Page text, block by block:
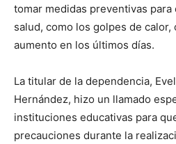
tomar medidas preventivas
salud, como los golpes de
aumento en los últimos días.
La titular de la dependencia,
Hernández, hizo un llamado
instituciones educativas para
precauciones durante la